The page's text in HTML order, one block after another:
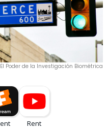
El Poder de la Investigación Biométrica